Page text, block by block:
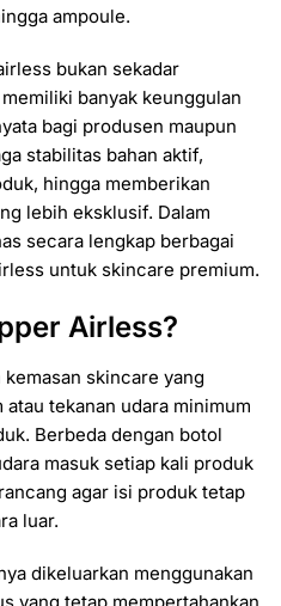
ampoule.
bukan sekadar
banyak keunggulan
bagi produsen maupun
stabilitas bahan aktif,
hingga memberikan
lebih eksklusif. Dalam
secara lengkap berbagai
untuk skincare premium.
Airless?
skincare yang
tekanan udara minimum
Berbeda dengan botol
masuk setiap kali produk
agar isi produk tetap
luar.
dikeluarkan menggunakan